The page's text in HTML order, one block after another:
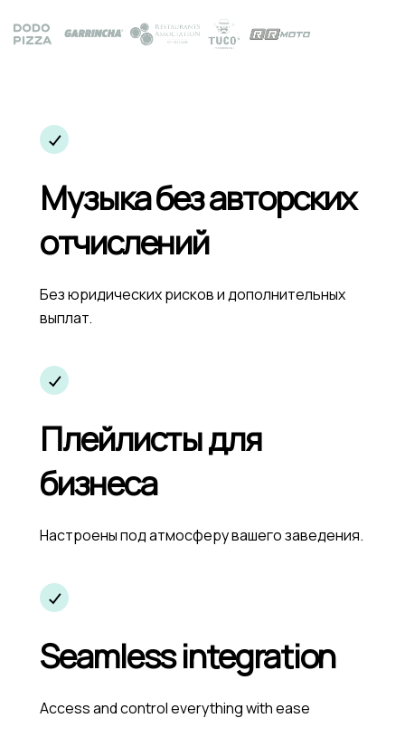
Музыка без авторских
отчислений
Без юридических рисков и дополнительных
выплат.
Плейлисты для
бизнеса
Настроены под атмосферу вашего заведения.
Seamless integration
Access and control everything with ease